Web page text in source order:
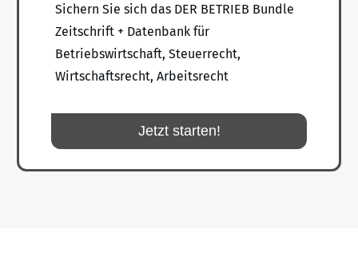
Sichern Sie sich das DER BETRIEB Bundle
Zeitschrift + Datenbank für
Betriebswirtschaft, Steuerrecht,
Wirtschaftsrecht, Arbeitsrecht
Jetzt starten!